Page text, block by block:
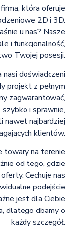
która oferuje
2D i 3D.
u nas? Nasze
i funkcjonalność,
Twojej posesji.
nasi doświadczeni
projekt z pełnym
zagwarantować,
i sprawnie,
nawet najbardziej
klientów.
towary na terenie
od tego, gdzie
Cechuje nas
podejście
jest dla Ciebie
dlatego dbamy o
każdy szczegół.